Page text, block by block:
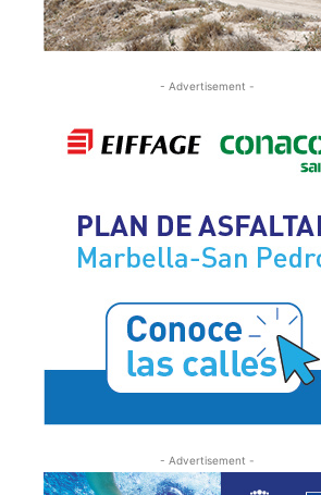
- Advertisement -
- Advertisement -